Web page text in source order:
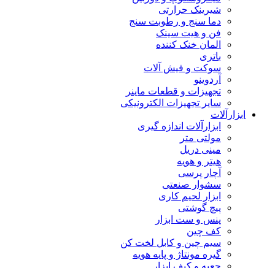
شیرینک حرارتی
دما سنج و رطوبت سنج
فن و هیت سینک
المان خنک کننده
باتری
سوکت و فیش آلات
آردوینو
تجهیزات و قطعات ماینر
سایر تجهیزات الکترونیکی
ابزارآلات
ابزارآلات اندازه گیری
مولتی متر
مینی دریل
هیتر و هویه
آچار پرسی
سشوار صنعتی
ابزار لحیم کاری
پیچ گوشتی
پنس و ست ابزار
کف چین
سیم چین و کابل لخت کن
گیره مونتاژ و پایه هویه
جعبه و کیف ابزار